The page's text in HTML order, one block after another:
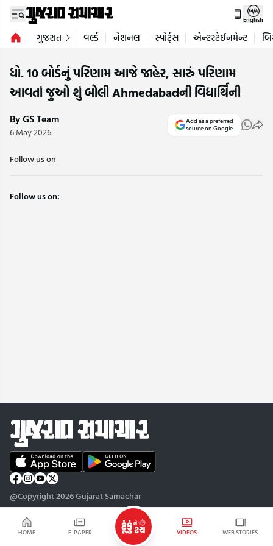
HOME E-PAPER VIDEOS WEB STORIES
English
ગુજરાત વર્લ્ડ નેશનલ સ્પોર્ટ્સ એન્ટરટેઈનમેન્ટ
ધો. 10 બોર્ડનું પરિણામ આજે જાહેર, સારું પરિણામ
આવતાં જુઓ શું બોલી Ahmedabadની વિદ્યાર્થિની
By GS Team
6 May 2026
Add as a preferred
source on Google
Follow us on
Follow us on:
@Copyright 2026 Gujarat Samachar